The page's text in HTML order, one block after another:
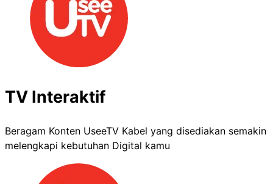
TV Interaktif
Beragam Konten UseeTV Kabel yang disediakan semakin
melengkapi kebutuhan Digital kamu